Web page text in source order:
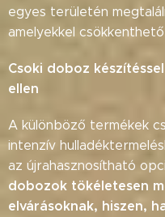
egyes területén
amelyekkel
Csoki doboz
ellen
A különböző termékek
intenzív
az újrahasznosítható
dobozok tökéletesen
elvárásoknak, hiszen,